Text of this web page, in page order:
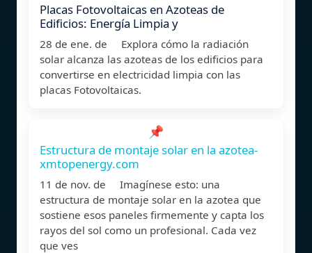
Placas Fotovoltaicas en Azoteas de
Edificios: Energía Limpia y
28 de ene. de Explora cómo la radiación
solar alcanza las azoteas de los edificios para
convertirse en electricidad limpia con las
placas Fotovoltaicas.
📌
Estructura de montaje solar en la azotea-
xmtopenergy.com
11 de nov. de Imagínese esto: una
estructura de montaje solar en la azotea que
sostiene esos paneles firmemente y capta los
rayos del sol como un profesional. Cada vez
que ves